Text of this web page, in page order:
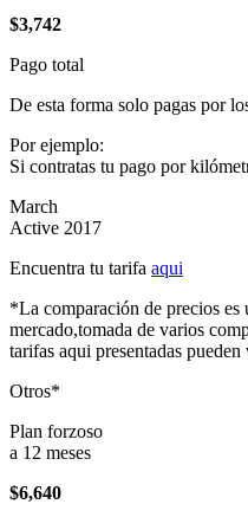
$3,742
Pago total
De esta forma solo pagas por
Por ejemplo:
Si contratas tu pago por
March
Active 2017
Encuentra tu tarifa aqui
*La comparación de precios es
mercado,tomada de varios
tarifas aqui presentadas pueden
Otros*
Plan forzoso
a 12 meses
$6,640